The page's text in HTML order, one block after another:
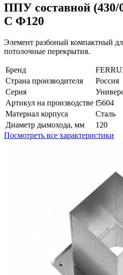
ППУ составной (430/
C Ф120
Элемент разбоный компактный
потолочные перекрытия.
Бренд
Страна производителя
Россия
Серия
Артикул на производстве f5604
Материал корпуса
Сталь
Диаметр дымохода, мм
120
Посмотреть все характеристики